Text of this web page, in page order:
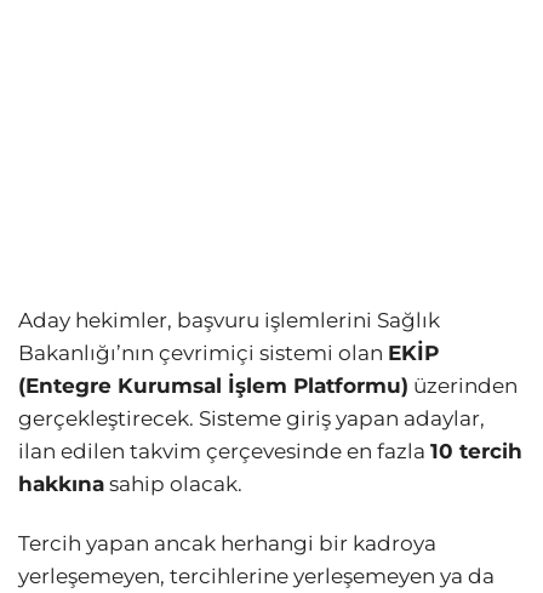
Aday hekimler, başvuru işlemlerini Sağlık
Bakanlığı’nın çevrimiçi sistemi olan EKİP
(Entegre Kurumsal İşlem Platformu) üzerinden
gerçekleştirecek. Sisteme giriş yapan adaylar,
ilan edilen takvim çerçevesinde en fazla 10 tercih
hakkına sahip olacak.
Tercih yapan ancak herhangi bir kadroya
yerleşemeyen, tercihlerine yerleşemeyen ya da